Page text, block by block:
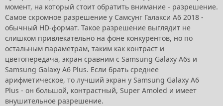
момент, на который стоит обратить внимание - разрешение.
Самое скромное разрешение у Самсунг Галакси А6 2018 -
обычный HD-формат. Такое разрешение выглядит не
слишком привлекательно на фоне конкурентов, но по
остальным параметрам, таким как контраст и
цветопередача, экран сравним с Samsung Galaxy A6s и
Samsung Galaxy A6 Plus. Если брать среднее
арифметическое, то лучший экран у Samsung Galaxy A6
Plus - он большой, контрастный, Super Amoled и имеет
внушительное разрешение.